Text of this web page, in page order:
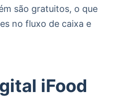
são gratuitos, o que
no fluxo de caixa e
iFood